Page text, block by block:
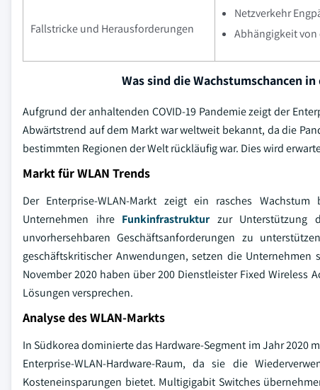
Fallstricke und Herausforderungen
Netzverkehr
Abhängigkeit
Was sind die Wachstumschancen
Aufgrund der anhaltenden COVID-19 Pandemie zeigt der
Abwärtstrend auf dem Markt war weltweit bekannt, da die
bestimmten Regionen der Welt rückläufig war. Dies wird
Markt für WLAN Trends
Der Enterprise-WLAN-Markt zeigt ein rasches
Unternehmen ihre Funkinfrastrukturzur Unterstützung
unvorhersehbaren Geschäftsanforderungen zu
geschäftskritischer Anwendungen, setzen die
November 2020 haben über 200 Dienstleister Fixed Wireless
Lösungen versprechen.
Analyse des WLAN-Markts
In Südkorea dominierte das Hardware-Segment im Jahr 2020
Enterprise-WLAN-Hardware-Raum, da sie die
Kosteneinsparungen bietet. Multigigabit Switches